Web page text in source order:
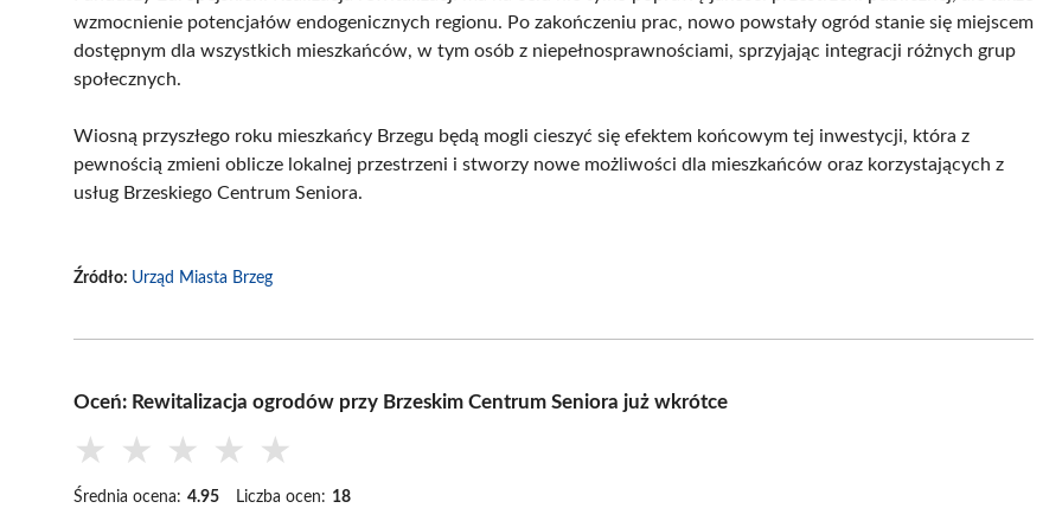
wzmocnienie potencjałów endogenicznych regionu. Po zakończeniu prac, nowo powstały ogród stanie się miejscem
dostępnym dla wszystkich mieszkańców, w tym osób z niepełnosprawnościami, sprzyjając integracji różnych grup
społecznych.
Wiosną przyszłego roku mieszkańcy Brzegu będą mogli cieszyć się efektem końcowym tej inwestycji, która z
pewnością zmieni oblicze lokalnej przestrzeni i stworzy nowe możliwości dla mieszkańców oraz korzystających z
usług Brzeskiego Centrum Seniora.
Źródło: Urząd Miasta Brzeg
Oceń: Rewitalizacja ogrodów przy Brzeskim Centrum Seniora już wkrótce
★ ★ ★ ★ ★
Średnia ocena: 4.95 Liczba ocen: 18